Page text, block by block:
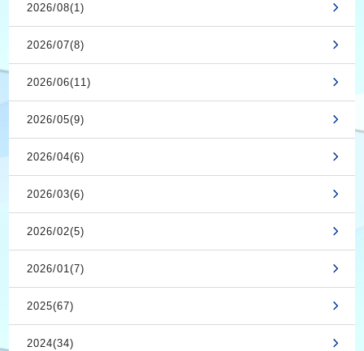
2026/08(1)
2026/07(8)
2026/06(11)
2026/05(9)
2026/04(6)
2026/03(6)
2026/02(5)
2026/01(7)
2025(67)
2024(34)